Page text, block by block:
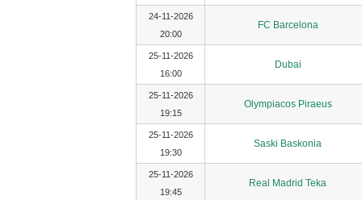
24-11-2026
20:00
FC Barcelona
25-11-2026
16:00
Dubai
25-11-2026
19:15
Olympiacos Piraeus
25-11-2026
19:30
Saski Baskonia
25-11-2026
19:45
Real Madrid Teka